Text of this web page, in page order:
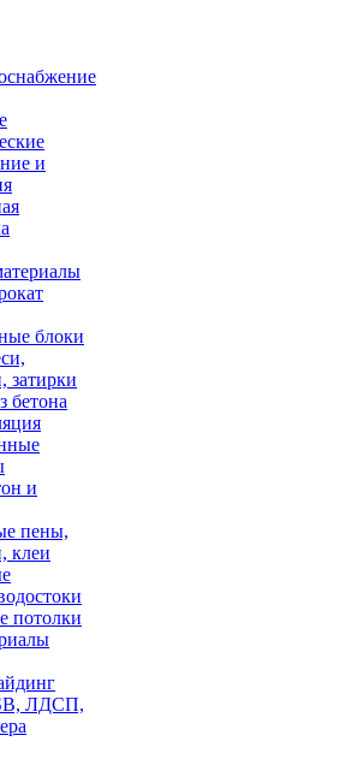
и
блоки
затирки
бетона
и
пены,
клеи
потолки
ЛДСП,